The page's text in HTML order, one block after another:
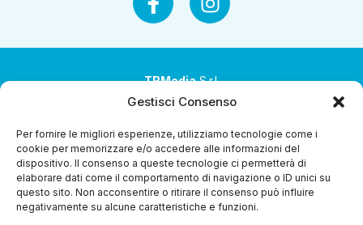
Gestisci Consenso
Per fornire le migliori esperienze, utilizziamo tecnologie come i
cookie per memorizzare e/o accedere alle informazioni del
dispositivo. Il consenso a queste tecnologie ci permetterà di
elaborare dati come il comportamento di navigazione o ID unici su
questo sito. Non acconsentire o ritirare il consenso può influire
negativamente su alcune caratteristiche e funzioni.
TRMediaS.r.l.
Società a socio unico
Società sottoposta ad attività di direzione e
coordinamento da parte di Coop Alleanza 3.0 Soc. Coop.
Sede legale: via Ragazzi del ’99 nr. 51 42124 Reggio Emilia
(RE)